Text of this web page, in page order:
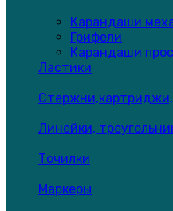
Карандаши
Грифели
Карандаши
Ластики
Линейки,
Точилки
Маркеры